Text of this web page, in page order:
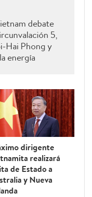
debate
5,
Hai Phong y
energía
dirigente
realizará
de Estado a
y Nueva